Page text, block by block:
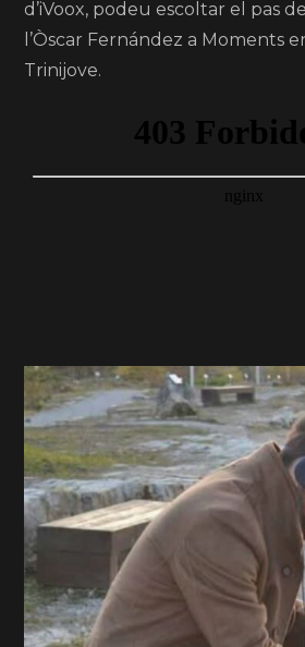
d’iVoox, podeu escoltar el pas
l’Òscar Fernández a Moments
Trinijove.